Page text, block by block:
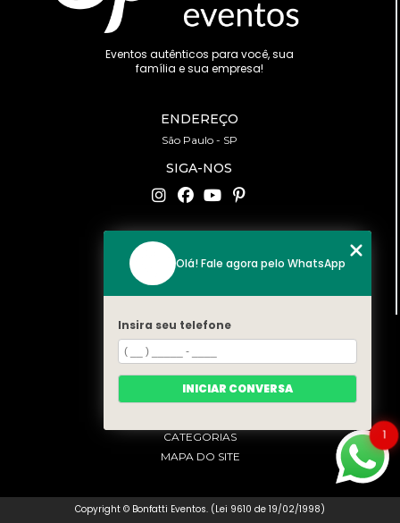
Eventos autênticos para você, sua
família e sua empresa!
ENDEREÇO
São Paulo - SP
SIGA-NOS
CONTATO
(11) 94519-2422
contato@bonfattieventos.com.br
MENU
HOME
A BONFATTI
CATEGORIAS
MAPA DO SITE
Copyright © Bonfatti Eventos. (Lei 9610 de 19/02/1998)
1
Olá! Fale agora pelo WhatsApp
Insira seu telefone
INICIAR CONVERSA